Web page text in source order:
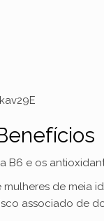
B6 e os
de
associado de